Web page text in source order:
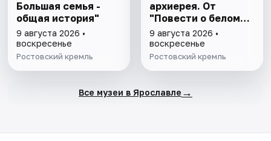
Большая семья -
общая история"
9 августа 2026 •
воскресенье
Ростовский кремль
архиерея. От
"Повести о белом
клобуке" до
восстановления
патриаршества"
9 августа 2026 •
воскресенье
Ростовский кремль
Все музеи в Ярославле →